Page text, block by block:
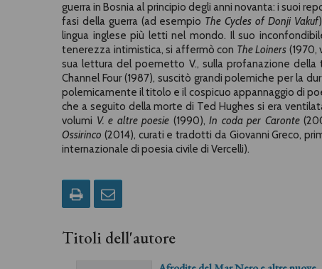
guerra in Bosnia al principio degli anni novanta: i suoi
fasi della guerra (ad esempio The Cycles of Donji Vakuf
lingua inglese più letti nel mondo. Il suo
tenerezza intimistica, si affermò con The Loiners (1970,
sua lettura del poemetto V., sulla profanazione
Channel Four (1987), suscitò grandi polemiche per la
polemicamente il titolo e il cospicuo appannaggio di
che a seguito della morte di Ted Hughes si era
volumi V. e altre poesie (1990), In coda per Caronte
Ossirinco (2014), curati e tradotti da Giovanni Greco,
internazionale di poesia civile di Vercelli).
Titoli dell'autore